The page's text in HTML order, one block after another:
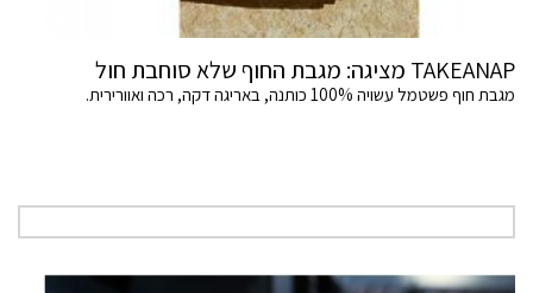
TAKEANAP מציגה: מגבת החוף שלא סוחבת חול
מגבת חוף פשטמל עשויה 100% כותנה, באריגה דקה, רכה ואוורירית.